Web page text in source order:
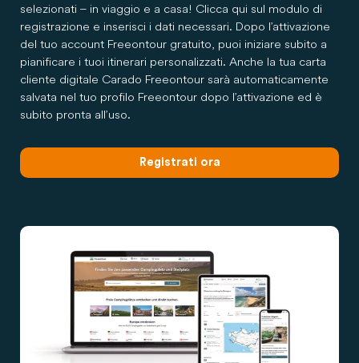
selezionati – in viaggio e a casa! Clicca qui sul modulo di
registrazione e inserisci i dati necessari. Dopo l’attivazione
del tuo account Freeontour gratuito, puoi iniziare subito a
pianificare i tuoi itinerari personalizzati. Anche la tua carta
cliente digitale Carado Freeontour sarà automaticamente
salvata nel tuo profilo Freeontour dopo l’attivazione ed è
subito pronta all’uso.
Registrati ora